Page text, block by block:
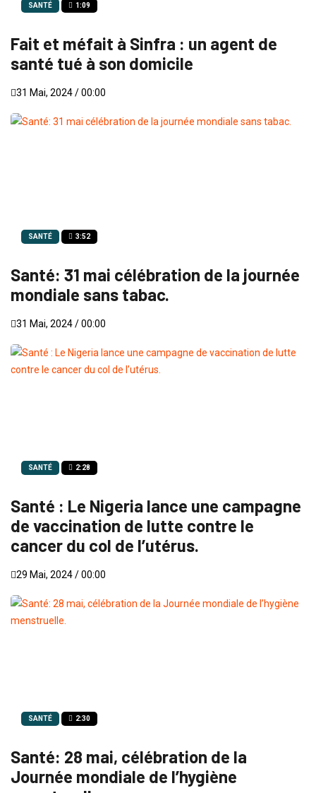
SANTÉ 1:09
Fait et méfait à Sinfra : un agent de
santé tué à son domicile
31 Mai, 2024 / 00:00
SANTÉ 3:52
Santé: 31 mai célébration de la journée
mondiale sans tabac.
31 Mai, 2024 / 00:00
SANTÉ 2:28
Santé : Le Nigeria lance une campagne
de vaccination de lutte contre le
cancer du col de l’utérus.
29 Mai, 2024 / 00:00
SANTÉ 2:30
Santé: 28 mai, célébration de la
Journée mondiale de l’hygiène